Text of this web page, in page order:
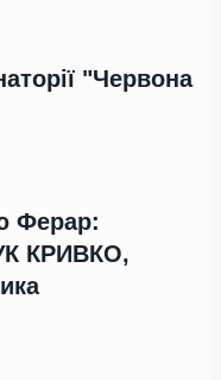
"Червона
Ферар:
КРИВКО,